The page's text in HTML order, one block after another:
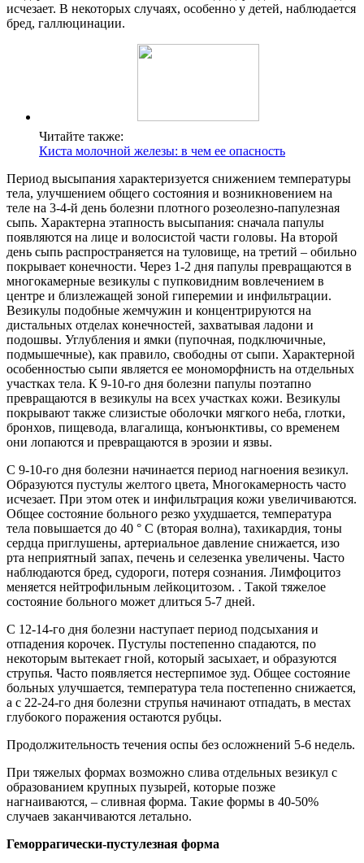
исчезает. В некоторых случаях, особенно у детей, наблюдается
бред, галлюцинации.
Читайте также:
Киста молочной железы: в чем ее опасность
Период высыпания характеризуется снижением температуры
тела, улучшением общего состояния и возникновением на
теле на 3-4-й день болезни плотного розеолезно-папулезная
сыпь. Характерна этапность высыпания: сначала папулы
появляются на лице и волосистой части головы. На второй
день сыпь распространяется на туловище, на третий – обильно
покрывает конечности. Через 1-2 дня папулы превращаются в
многокамерные везикулы с пупковидним вовлечением в
центре и близлежащей зоной гиперемии и инфильтрации.
Везикулы подобные жемчужин и концентрируются на
дистальных отделах конечностей, захватывая ладони и
подошвы. Углубления и ямки (пупочная, подключичные,
подмышечные), как правило, свободны от сыпи. Характерной
особенностью сыпи является ее мономорфнисть на отдельных
участках тела. К 9-10-го дня болезни папулы поэтапно
превращаются в везикулы на всех участках кожи. Везикулы
покрывают также слизистые оболочки мягкого неба, глотки,
бронхов, пищевода, влагалища, конъюнктивы, со временем
они лопаются и превращаются в эрозии и язвы.
С 9-10-го дня болезни начинается период нагноения везикул.
Образуются пустулы желтого цвета, Многокамерность часто
исчезает. При этом отек и инфильтрация кожи увеличиваются.
Общее состояние больного резко ухудшается, температура
тела повышается до 40 ° С (вторая волна), тахикардия, тоны
сердца приглушены, артериальное давление снижается, изо
рта неприятный запах, печень и селезенка увеличены. Часто
наблюдаются бред, судороги, потеря сознания. Лимфоцитоз
меняется нейтрофильным лейкоцитозом. . Такой тяжелое
состояние больного может длиться 5-7 дней.
С 12-14-го дня болезни наступает период подсыхания и
отпадения корочек. Пустулы постепенно спадаются, по
некоторым вытекает гной, который засыхает, и образуются
струпья. Часто появляется нестерпимое зуд. Общее состояние
больных улучшается, температура тела постепенно снижается,
а с 22-24-го дня болезни струпья начинают отпадать, в местах
глубокого поражения остаются рубцы.
Продолжительность течения оспы без осложнений 5-6 недель.
При тяжелых формах возможно слива отдельных везикул с
образованием крупных пузырей, которые позже
нагнаиваются, – сливная форма. Такие формы в 40-50%
случаев заканчиваются летально.
Геморрагически-пустулезная форма